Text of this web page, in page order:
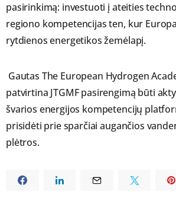
pasirinkimą: investuoti į ateities
regiono kompetencijas ten, kur
rytdienos energetikos žemėlapį.
Gautas The European Hydrogen
patvirtina JTGMF pasirengimą būti
švarios energijos kompetencijų
prisidėti prie sparčiai augančios
plėtros.